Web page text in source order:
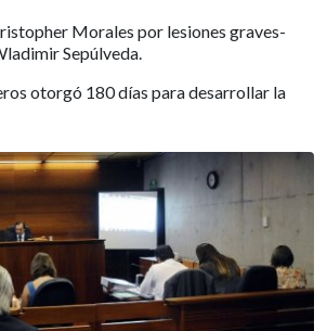
Morales por lesiones graves-
Sepúlveda.
otorgó 180 días para desarrollar la